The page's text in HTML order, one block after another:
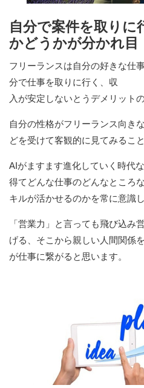
自分で案件を取りに
かどうかが分かれ目
フリーランスは自分の好きな仕
分で仕事を取りに行く、収
入が安定しないとうデメリット
自分の性格がフリーランス向き
どを受けて客観的に見てみるこ
AIがますます進化していく時代
得てどんな仕事のどんなところ
キルが活かせるのかを常に意識
「営業力」と言っても飛び込み
げる、そこから親しい人間関係
が仕事に繋がると思います。